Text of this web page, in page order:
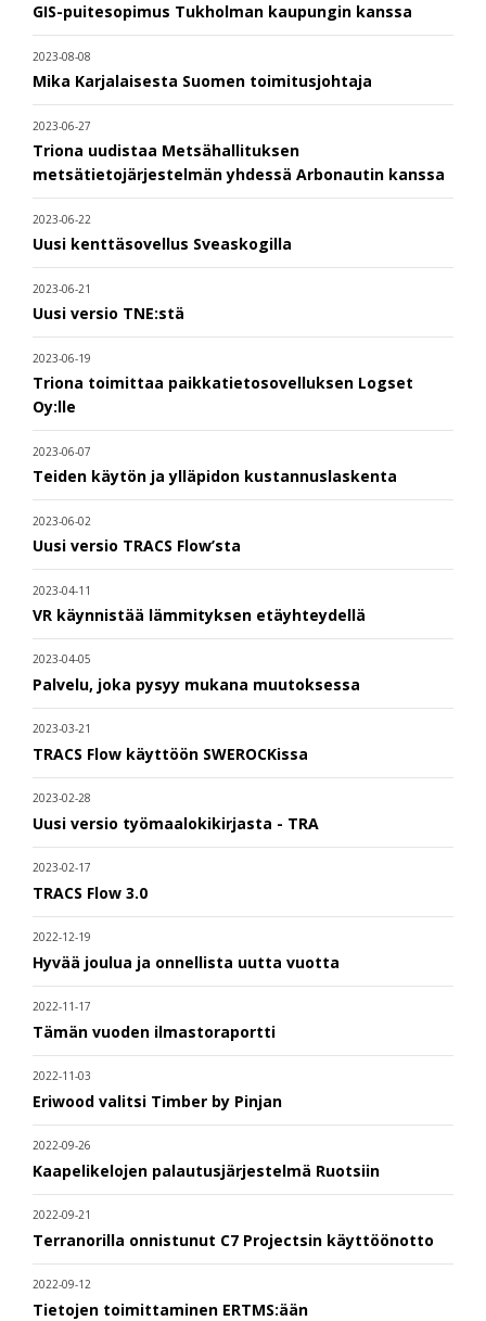
GIS-puitesopimus Tukholman kaupungin kanssa
2023-08-08
Mika Karjalaisesta Suomen toimitusjohtaja
2023-06-27
Triona uudistaa Metsähallituksen
metsätietojärjestelmän yhdessä Arbonautin kanssa
2023-06-22
Uusi kenttäsovellus Sveaskogilla
2023-06-21
Uusi versio TNE:stä
2023-06-19
Triona toimittaa paikkatietosovelluksen Logset
Oy:lle
2023-06-07
Teiden käytön ja ylläpidon kustannuslaskenta
2023-06-02
Uusi versio TRACS Flow’sta
2023-04-11
VR käynnistää lämmityksen etäyhteydellä
2023-04-05
Palvelu, joka pysyy mukana muutoksessa
2023-03-21
TRACS Flow käyttöön SWEROCKissa
2023-02-28
Uusi versio työmaalokikirjasta - TRA
2023-02-17
TRACS Flow 3.0
2022-12-19
Hyvää joulua ja onnellista uutta vuotta
2022-11-17
Tämän vuoden ilmastoraportti
2022-11-03
Eriwood valitsi Timber by Pinjan
2022-09-26
Kaapelikelojen palautusjärjestelmä Ruotsiin
2022-09-21
Terranorilla onnistunut C7 Projectsin käyttöönotto
2022-09-12
Tietojen toimittaminen ERTMS:ään